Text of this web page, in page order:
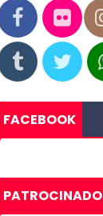
FACEBOOK